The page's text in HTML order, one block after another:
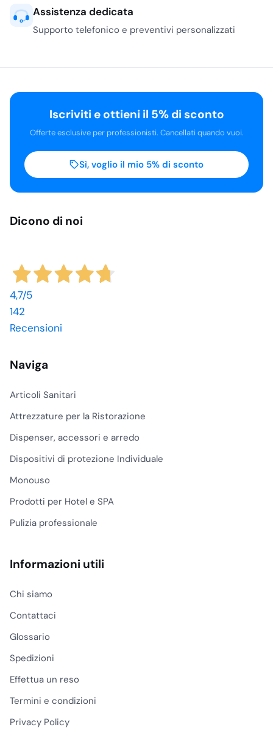
Assistenza dedicata
Supporto telefonico e preventivi personalizzati
Dicono di noi
4,7/5
142
Recensioni
Naviga
Articoli Sanitari
Attrezzature per la Ristorazione
Dispenser, accessori e arredo
Dispositivi di protezione Individuale
Monouso
Prodotti per Hotel e SPA
Pulizia professionale
Informazioni utili
Chi siamo
Contattaci
Glossario
Spedizioni
Effettua un reso
Termini e condizioni
Privacy Policy
Iscriviti e ottieni il 5% di sconto
Offerte esclusive per professionisti. Cancellati quando vuoi.
Sì, voglio il mio 5% di sconto